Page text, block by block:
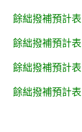
餘絀撥補預計表
餘絀撥補預計表
餘絀撥補預計表
餘絀撥補預計表